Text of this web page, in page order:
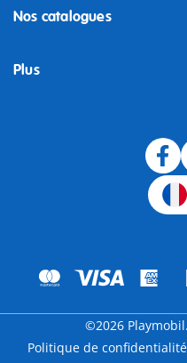
Nos catalogues
Plus
©2026
Politique de confidentialité